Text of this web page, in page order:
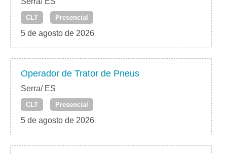
CLT Presencial
5 de agosto de 2026
Operador de Trator de Pneus
Serra/ ES
CLT Presencial
5 de agosto de 2026